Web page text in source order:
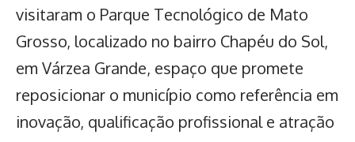
visitaram o Parque Tecnológico de Mato
Grosso, localizado no bairro Chapéu do Sol,
em Várzea Grande, espaço que promete
reposicionar o município como referência em
inovação, qualificação profissional e atração